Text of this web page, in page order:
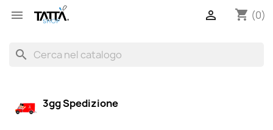
 shopping_cart (0)

search
3gg Spedizione